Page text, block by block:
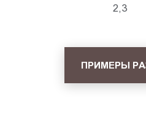
2,3
ПРИМЕРЫ